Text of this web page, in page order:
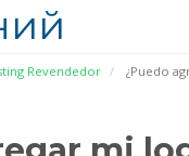
Revendedor ¿Puedo